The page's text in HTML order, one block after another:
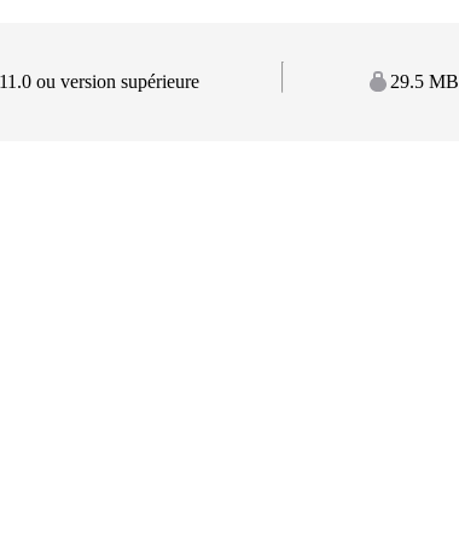
ou version supérieure 29.5 MB